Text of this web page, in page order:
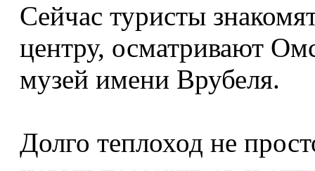
Сейчас туристы
центру, осматривают
музей имени Врубеля.
Долго теплоход не